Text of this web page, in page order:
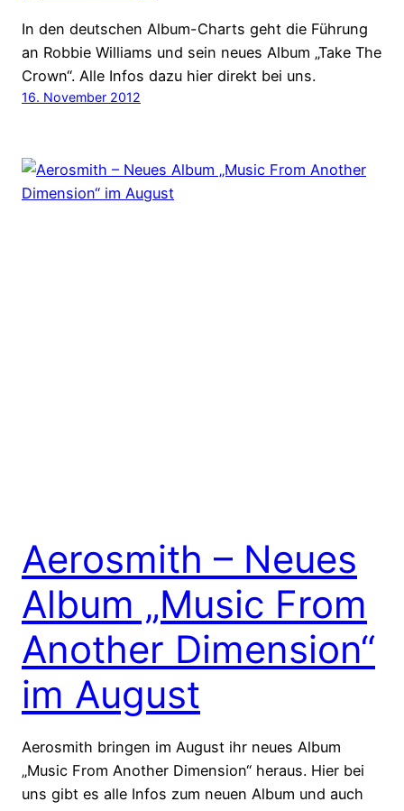
In den deutschen Album-Charts geht die Führung
an Robbie Williams und sein neues Album „Take The
Crown“. Alle Infos dazu hier direkt bei uns.
16. November 2012
Aerosmith – Neues
Album „Music From
Another Dimension“
im August
Aerosmith bringen im August ihr neues Album
„Music From Another Dimension“ heraus. Hier bei
uns gibt es alle Infos zum neuen Album und auch